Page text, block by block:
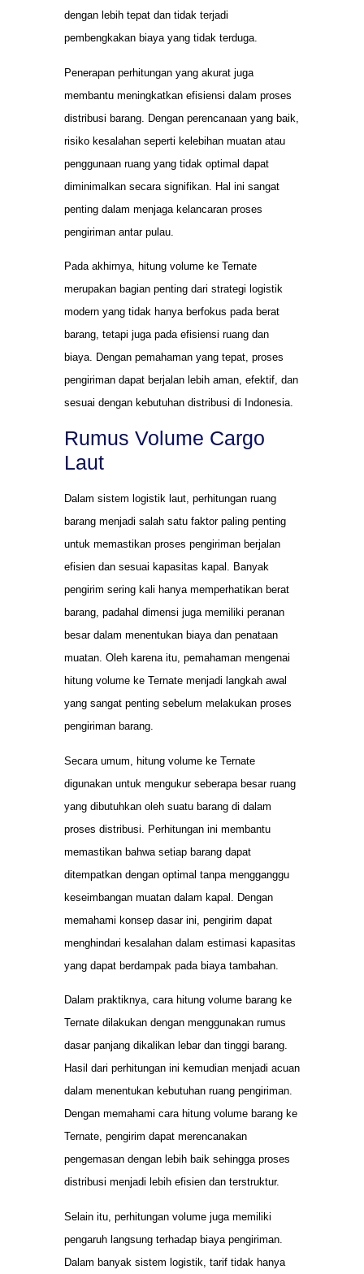
dengan lebih tepat dan tidak terjadi
pembengkakan biaya yang tidak terduga.
Penerapan perhitungan yang akurat juga
membantu meningkatkan efisiensi dalam proses
distribusi barang. Dengan perencanaan yang baik,
risiko kesalahan seperti kelebihan muatan atau
penggunaan ruang yang tidak optimal dapat
diminimalkan secara signifikan. Hal ini sangat
penting dalam menjaga kelancaran proses
pengiriman antar pulau.
Pada akhirnya, hitung volume ke Ternate
merupakan bagian penting dari strategi logistik
modern yang tidak hanya berfokus pada berat
barang, tetapi juga pada efisiensi ruang dan
biaya. Dengan pemahaman yang tepat, proses
pengiriman dapat berjalan lebih aman, efektif, dan
sesuai dengan kebutuhan distribusi di Indonesia.
Rumus Volume Cargo
Laut
Dalam sistem logistik laut, perhitungan ruang
barang menjadi salah satu faktor paling penting
untuk memastikan proses pengiriman berjalan
efisien dan sesuai kapasitas kapal. Banyak
pengirim sering kali hanya memperhatikan berat
barang, padahal dimensi juga memiliki peranan
besar dalam menentukan biaya dan penataan
muatan. Oleh karena itu, pemahaman mengenai
hitung volume ke Ternate menjadi langkah awal
yang sangat penting sebelum melakukan proses
pengiriman barang.
Secara umum, hitung volume ke Ternate
digunakan untuk mengukur seberapa besar ruang
yang dibutuhkan oleh suatu barang di dalam
proses distribusi. Perhitungan ini membantu
memastikan bahwa setiap barang dapat
ditempatkan dengan optimal tanpa mengganggu
keseimbangan muatan dalam kapal. Dengan
memahami konsep dasar ini, pengirim dapat
menghindari kesalahan dalam estimasi kapasitas
yang dapat berdampak pada biaya tambahan.
Dalam praktiknya, cara hitung volume barang ke
Ternate dilakukan dengan menggunakan rumus
dasar panjang dikalikan lebar dan tinggi barang.
Hasil dari perhitungan ini kemudian menjadi acuan
dalam menentukan kebutuhan ruang pengiriman.
Dengan memahami cara hitung volume barang ke
Ternate, pengirim dapat merencanakan
pengemasan dengan lebih baik sehingga proses
distribusi menjadi lebih efisien dan terstruktur.
Selain itu, perhitungan volume juga memiliki
pengaruh langsung terhadap biaya pengiriman.
Dalam banyak sistem logistik, tarif tidak hanya